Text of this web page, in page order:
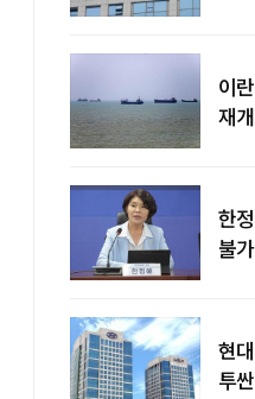
이
재
한
불
현
투